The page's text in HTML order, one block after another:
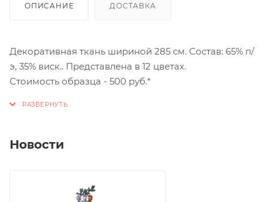
ОПИСАНИЕ ДОСТАВКА
Декоративная ткань шириной 285 см. Состав: 65% п/
э, 35% виск.. Представлена в 12 цветах.
Стоимость образца - 500 руб.*
Новости